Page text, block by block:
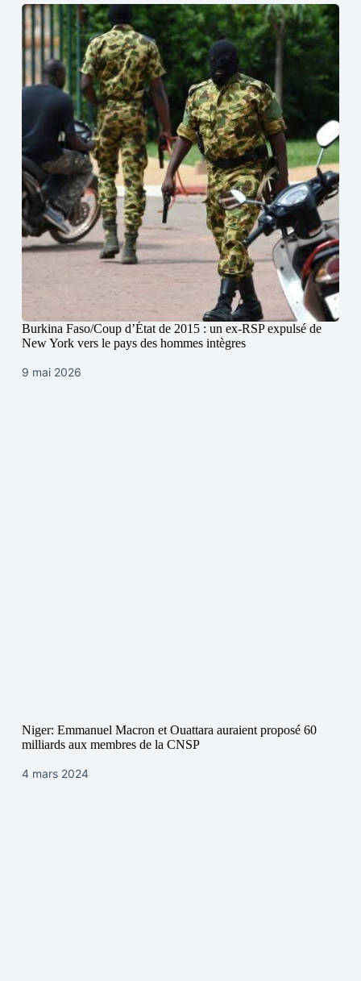
Burkina Faso/Coup d’État de 2015 : un ex-RSP expulsé de
New York vers le pays des hommes intègres
9 mai 2026
Niger: Emmanuel Macron et Ouattara auraient proposé 60
milliards aux membres de la CNSP
4 mars 2024